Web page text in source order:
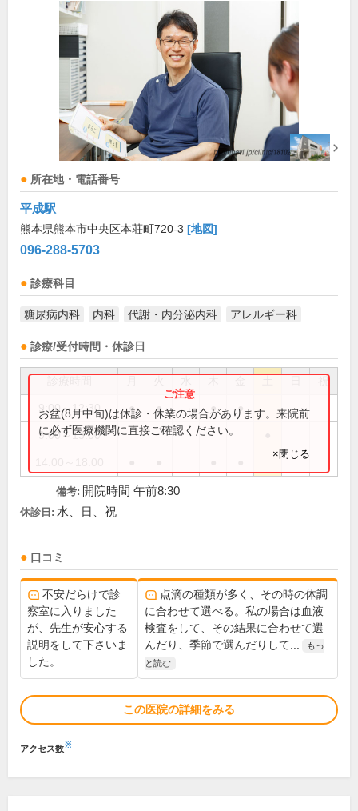
所在地・電話番号
平成駅
熊本県熊本市中央区本荘町720-3 [地図]
096-288-5703
診療科目
糖尿病内科 内科 代謝・内分泌内科 アレルギー科
診療/受付時間・休診日
祝
9:00～12:30 ● ● ● ●
9:00～13:00
お盆(8月中旬)は休診・休業の場合があります。来院前
に必ず医療機関に直接ご確認ください。
×閉じる
備考: 開院時間 午前8:30
休診日: 水、日、祝
口コミ
不安だらけで診
察室に入りました
が、先生が安心する
説明をして下さいま
した。
点滴の種類が多く、その時の体調
に合わせて選べる。私の場合は血液
検査をして、その結果に合わせて選
んだり、季節で選んだりして...
もっ
と読む
この医院の詳細をみる
アクセス数※